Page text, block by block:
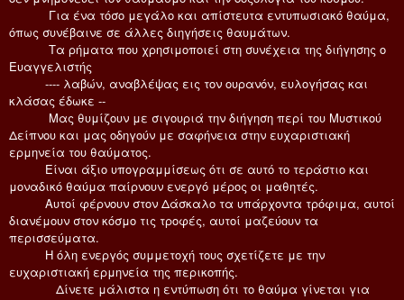
Για ένα τόσο μεγάλο και απίστευτα εντυπωσιακό θαύμα,
όπως συνέβαινε σε άλλες διηγήσεις θαυμάτων.
Τα ρήματα που χρησιμοποιεί στη συνέχεια της διήγησης ο
Ευαγγελιστής
---- λαβών, αναβλέψας εις τον ουρανόν, ευλογήσας και
κλάσας έδωκε --
Μας θυμίζουν με σιγουριά την διήγηση περί του Μυστικού
Δείπνου και μας οδηγούν με σαφήνεια στην ευχαριστιακή
ερμηνεία του θαύματος.
Είναι άξιο υπογραμμίσεως ότι σε αυτό το τεράστιο και
μοναδικό θαύμα παίρνουν ενεργό μέρος οι μαθητές.
Αυτοί φέρνουν στον Δάσκαλο τα υπάρχοντα τρόφιμα, αυτοί
διανέμουν στον κόσμο τις τροφές, αυτοί μαζεύουν τα
περισσεύματα.
Η όλη ενεργός συμμετοχή τους σχετίζετε με την
ευχαριστιακή ερμηνεία της περικοπής.
Δίνετε μάλιστα η εντύπωση ότι το θαύμα γίνεται για